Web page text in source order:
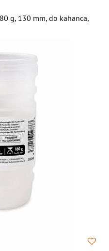
g, 130 mm, do kahanca,